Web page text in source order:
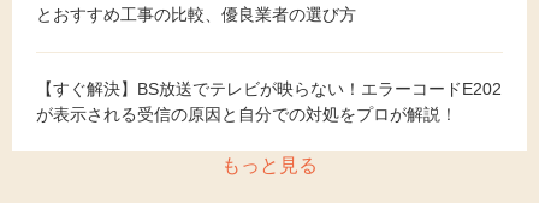
とおすすめ工事の比較、優良業者の選び方
【すぐ解決】BS放送でテレビが映らない！エラーコードE202
が表示される受信の原因と自分での対処をプロが解説！
もっと見る